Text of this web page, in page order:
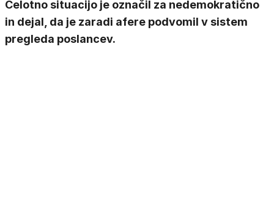
Celotno situacijo je označil za nedemokratično
in dejal, da je zaradi afere podvomil v sistem
pregleda poslancev.